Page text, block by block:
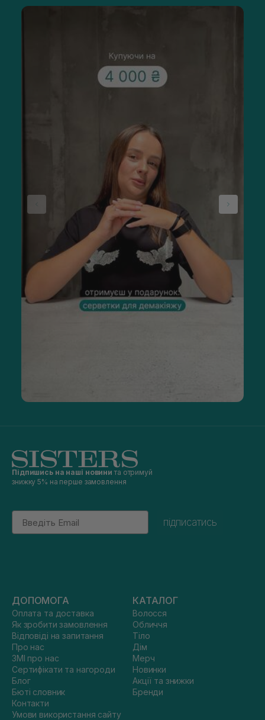
Підпишись на наші новини та отримуй
знижку 5% на перше замовлення
Email
підписатись
ДОПОМОГА
Оплата та доставка
Як зробити замовлення
Відповіді на запитання
Про нас
ЗМІ про нас
Сертифікати та нагороди
Блог
Бюті словник
Контакти
Умови використання сайту
КАТАЛОГ
Волосся
Обличчя
Тіло
Дім
Мерч
Новинки
Акції та знижки
Бренди